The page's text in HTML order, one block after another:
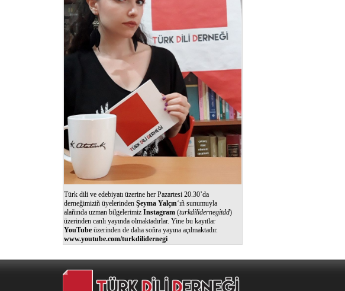
Türk dili ve edebiyatı üzerine her Pazartesi 20.30’da
derneğimiziñ üyelerinden Şeyma Yalçın‘ıñ sunumuyla
alañında uzman bilgelerimiz Instagram (turkdilidernegitdd)
üzerinden canlı yayında olmaktadırlar. Yine bu kayıtlar
YouTube üzerinden de daha soñra yayına açılmaktadır.
www.youtube.com/turkdilidernegi